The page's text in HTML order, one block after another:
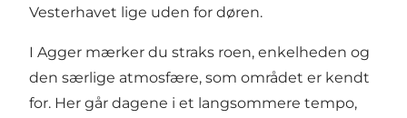
Vesterhavet lige uden for døren.
I Agger mærker du straks roen, enkelheden og
den særlige atmosfære, som området er kendt
for. Her går dagene i et langsommere tempo,